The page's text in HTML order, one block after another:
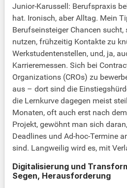
Junior-Karussell: Berufspraxis
hat. Ironisch, aber Alltag. Mein
Berufseinsteiger Chancen sucht,
nutzen, frühzeitig Kontakte zu
Werkstudentenstellen, und, ja,
Karrieremessen. Sich bei
Organizations (CROs) zu
aus – dort sind die
die Lernkurve dagegen meist
Monaten, oft auch erst nach
Projekt, gewöhnt man sich
Deadlines und Ad-hoc-Termine
sind. Langweilig wird es, mit
Digitalisierung und
Segen, Herausforderung